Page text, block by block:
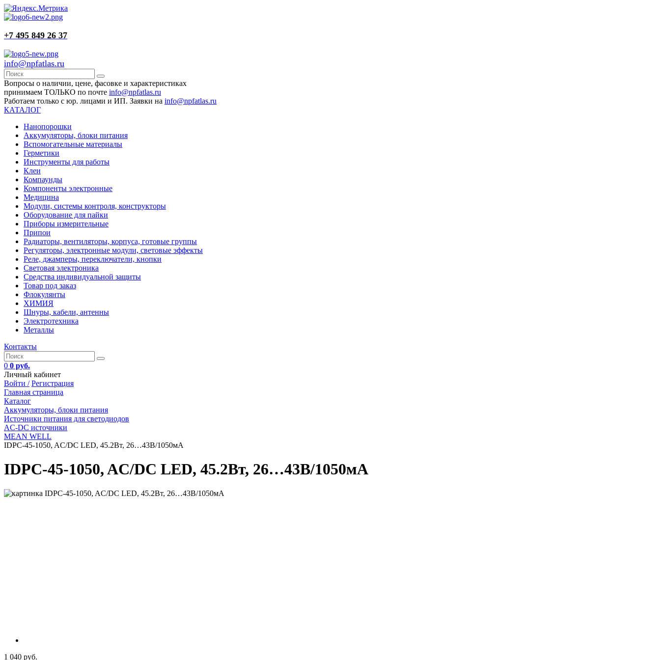
+7 495 849 26 37
info@npfatlas.ru
Вопросы о наличии, цене, фасовке и характеристиках
принимаем ТОЛЬКО по почте info@npfatlas.ru
Работаем только с юр. лицами и ИП. Заявки на info@npfatlas.ru
КАТАЛОГ
Нанопорошки
Аккумуляторы, блоки питания
Вспомогательные материалы
Герметики
Инструменты для работы
Клеи
Компаунды
Компоненты электронные
Медицина
Модули, системы контроля, конструкторы
Оборудование для пайки
Приборы измерительные
Припои
Радиаторы, вентиляторы, корпуса, готовые группы
Регуляторы, электронные модули, световые эффекты
Реле, джамперы, переключатели, кнопки
Световая электроника
Средства индивидуальной защиты
Товар под заказ
Флокулянты
ХИМИЯ
Шнуры, кабели, антенны
Электротехника
Металлы
Контакты
0 0 руб.
Личный кабинет
Войти / Регистрация
Главная страница
Каталог
Аккумуляторы, блоки питания
Источники питания для светодиодов
AC-DC источники
MEAN WELL
IDPC-45-1050, AC/DC LED, 45.2Вт, 26…43В/1050мА
IDPC-45-1050, AC/DC LED, 45.2Вт, 26…43В/1050мА
1 040 руб.